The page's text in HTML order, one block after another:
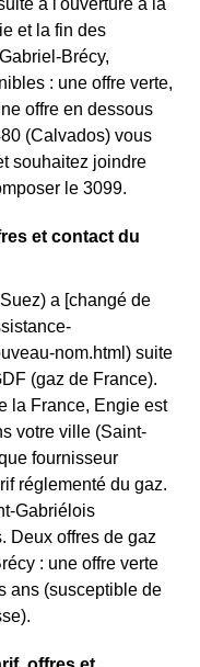
à l'ouverture à la
et la fin des
Brécy,
: une offre verte,
offre en dessous
(Calvados) vous
souhaitez joindre
le 3099.
et contact du
a [changé de
nom.html) suite
(gaz de France).
la France, Engie est
votre ville (Saint-
fournisseur
réglementé du gaz.
Gabriélois
Deux offres de gaz
: une offre verte
ans (susceptible de